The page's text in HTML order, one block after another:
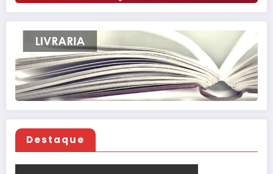
Destaque